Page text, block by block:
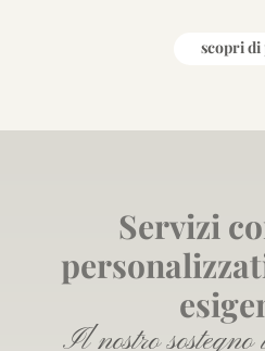
scopri di
Servizi
Il nostro sostegno